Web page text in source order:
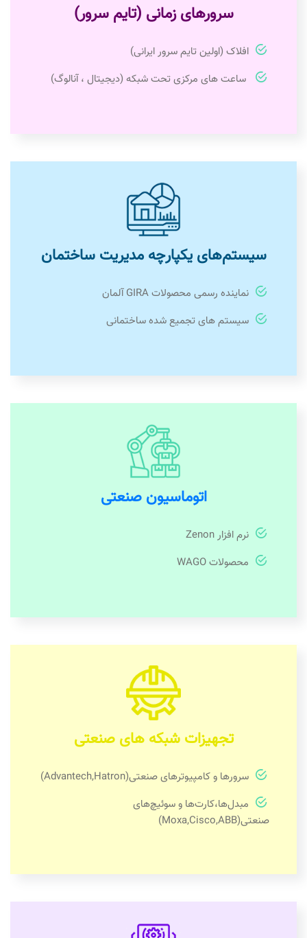
سرورهای زمانی (تایم سرور)
افلاک (اولین تایم سرور ایرانی)
ساعت های مرکزی تحت شبکه (دیجیتال ، آنالوگ)
سیستم‌های یکپارچه مدیریت ساختمان
نماینده رسمی محصولات GIRA آلمان
سیستم های تجمیع شده ساختمانی
اتوماسیون صنعتی
نرم افزار Zenon
محصولات WAGO
تجهیزات شبکه های صنعتی
سرورها و کامپیوترهای صنعتی(Advantech,Hatron)
مبدل‌ها،کارت‌ها و سوئیچ‌های
صنعتی(Moxa,Cisco,ABB)